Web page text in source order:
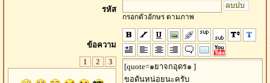
รหัส
กรอกตัวอักษร ตามภาพ
ข้อความ
1
2 3